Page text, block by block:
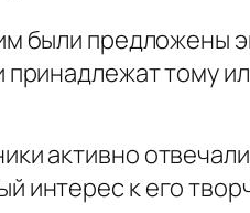
были предложены
принадлежат тому
активно
интерес к его